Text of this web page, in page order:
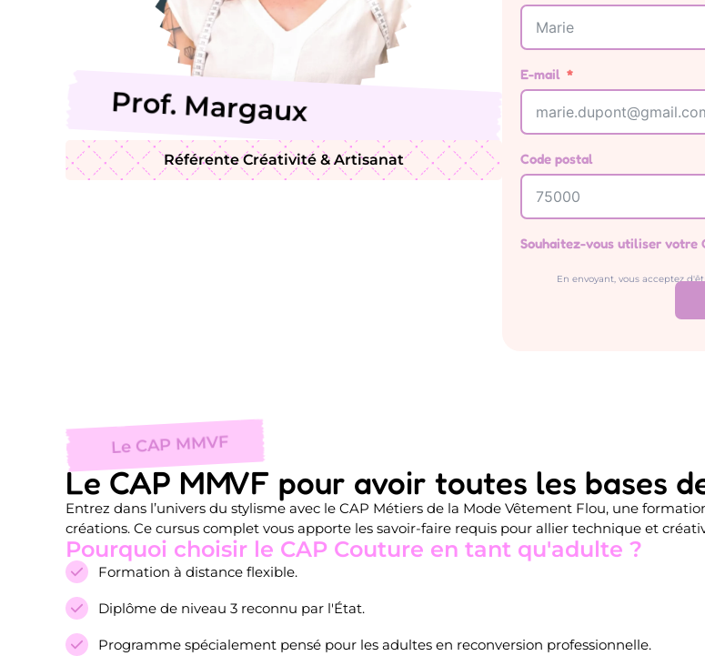
Prof. Margaux
Référente Créativité & Artisanat
E-mail
Code postal
Souhaitez-vous utiliser votre
En envoyant, vous acceptez
Le CAP MMVF
Le CAP MMVF pour avoir toutes les bases
Entrez dans l’univers du stylisme avec le CAP Métiers de la Mode Vêtement Flou, une
créations. Ce cursus complet vous apporte les savoir-faire requis pour allier technique et
Pourquoi choisir le CAP Couture en tant qu'adulte ?
Formation à distance flexible.
Diplôme de niveau 3 reconnu par l'État.
Programme spécialement pensé pour les adultes en reconversion professionnelle.